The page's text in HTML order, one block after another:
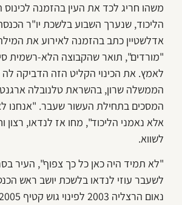
משהו חריג לכד את העין בהזמנה לכינוס
הליכוד, שנערך השבוע בלשכת יו"ר
אדלשטיין כתב בהזמנה לאירוע את
"מורדים", תואר שהקבוצה הלא-רשמית
לאמץ. את הכינוי הקליט הזה הדביקה
הממשלה שרון, בהשראת טלנובלה
המסכים בתחילת העשור שעבר. "אנחנו
אלא נאמני הליכוד", מחו אז לנדאו, רצון
לשווא.
"לא תמיד היה כאן כל כך צפוף", העיר
לשעבר עוזי לנדאו בלשכת יושב ראש